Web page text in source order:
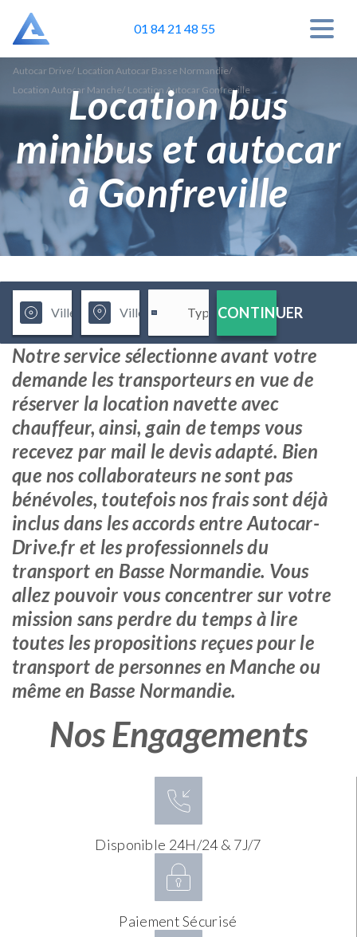
01 84 21 48 55
Autocar Drive/ Location Autocar Basse Normandie/
Location Autocar Manche/ Location Autocar Gonfreville
Location bus
minibus et autocar
à Gonfreville
CONTINUER
Notre service sélectionne avant votre
demande les transporteurs en vue de
réserver la location navette avec
chauffeur, ainsi, gain de temps vous
recevez par mail le devis adapté. Bien
que nos collaborateurs ne sont pas
bénévoles, toutefois nos frais sont déjà
inclus dans les accords entre Autocar-
Drive.fr et les professionnels du
transport en Basse Normandie. Vous
allez pouvoir vous concentrer sur votre
mission sans perdre du temps à lire
toutes les propositions reçues pour le
transport de personnes en Manche ou
même en Basse Normandie.
Nos Engagements
Disponible 24H/24 & 7J/7
Paiement Sécurisé